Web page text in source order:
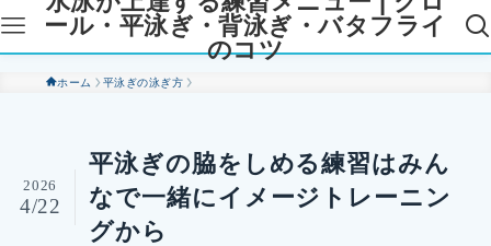
ール・平泳ぎ・背泳ぎ・バタフライ
のコツ
ホーム 平泳ぎの泳ぎ方
平泳ぎの脇をしめる練習はみん
なで一緒にイメージトレーニン
グから
2026
4/22